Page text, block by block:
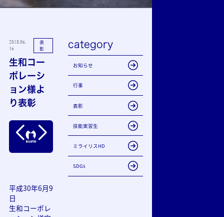
category
お知らせ
行事
表彰
技能実習生
ミライリスHD
SDGs
2018.06.
16
表
彰
生和コー
ポレーシ
ョン様よ
り表彰
平成30年6月9
日
生和コーポレ